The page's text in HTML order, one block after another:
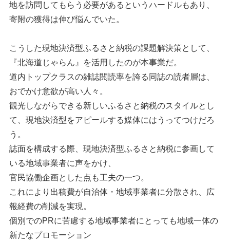
地を訪問してもらう必要があるというハードルもあり、
寄附の獲得は伸び悩んでいた。
こうした現地決済型ふるさと納税の課題解決策として、
『北海道じゃらん』を活用したのが本事業だ。
道内トップクラスの雑誌閲読率を誇る同誌の読者層は、
おでかけ意欲が高い人々。
観光しながらできる新しいふるさと納税のスタイルとし
て、現地決済型をアピールする媒体にはうってつけだろ
う。
誌面を構成する際、現地決済型ふるさと納税に参画して
いる地域事業者に声をかけ、
官民協働企画とした点も工夫の一つ。
これにより出稿費が自治体・地域事業者に分散され、広
報経費の削減を実現。
個別でのPRに苦慮する地域事業者にとっても地域一体の
新たなプロモーション